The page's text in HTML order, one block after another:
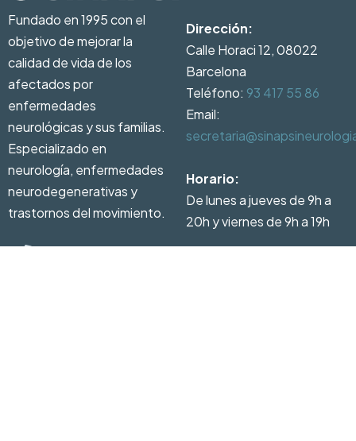
Fundado en 1995 con el
objetivo de mejorar la
calidad de vida de los
afectados por
enfermedades
neurológicas y sus familias.
Especializado en
neurología, enfermedades
neurodegenerativas y
trastornos del movimiento.
Dirección:
Calle Horaci 12, 08022
Barcelona
Teléfono: 93 417 55 86
Email:
Horario:
De lunes a jueves de 9h a
20h y viernes de 9h a 19h